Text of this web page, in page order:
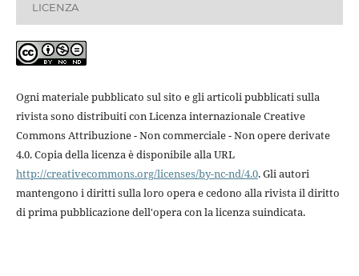
LICENZA
Ogni materiale pubblicato sul sito e gli articoli pubblicati sulla
rivista sono distribuiti con Licenza internazionale Creative
Commons Attribuzione - Non commerciale - Non opere derivate
4.0. Copia della licenza è disponibile alla URL
http://creativecommons.org/licenses/by-nc-nd/4.0. Gli autori
mantengono i diritti sulla loro opera e cedono alla rivista il diritto
di prima pubblicazione dell'opera con la licenza suindicata.